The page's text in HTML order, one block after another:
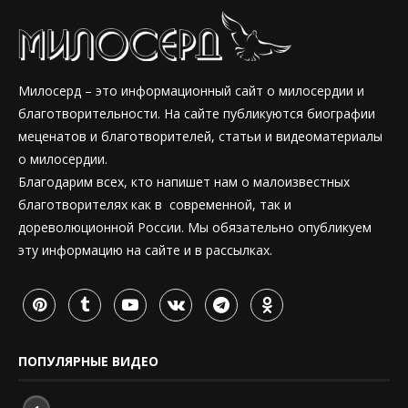
Милосерд – это информационный сайт о милосердии и
благотворительности. На сайте публикуются биографии
меценатов и благотворителей, статьи и видеоматериалы
о милосердии.
Благодарим всех, кто напишет нам о малоизвестных
благотворителях как в современной, так и
дореволюционной России. Мы обязательно опубликуем
эту информацию на сайте и в рассылках.
ПОПУЛЯРНЫЕ ВИДЕО